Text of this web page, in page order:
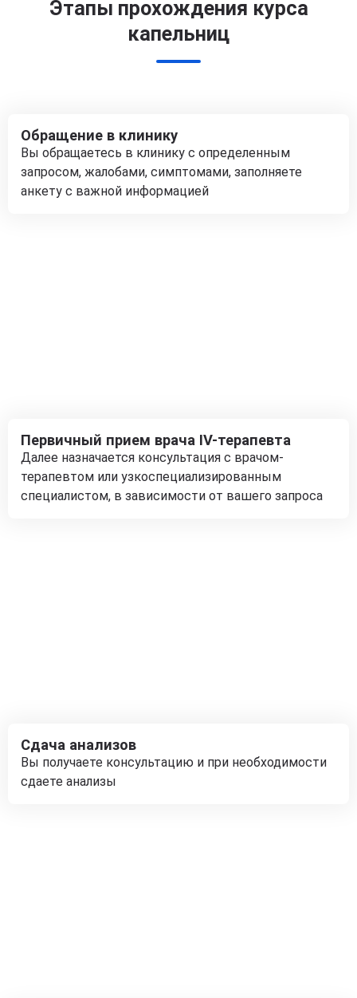
Этапы прохождения курса
капельниц
Обращение в клинику
Вы обращаетесь в клинику с определенным
запросом, жалобами, симптомами, заполняете
анкету с важной информацией
Первичный прием врача IV-терапевта
Далее назначается консультация с врачом-
терапевтом или узкоспециализированным
специалистом, в зависимости от вашего запроса
Сдача анализов
Вы получаете консультацию и при необходимости
сдаете анализы